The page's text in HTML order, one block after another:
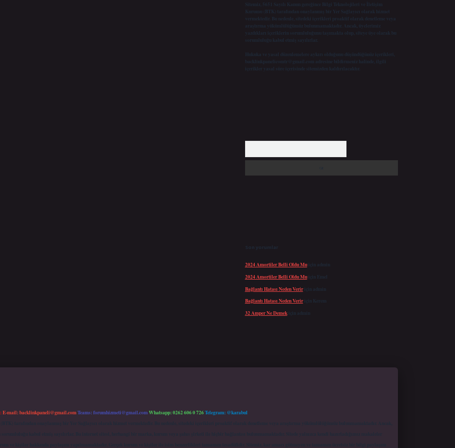
Sitemiz, 5651 Sayılı Kanun gereğince Bilgi Teknolojileri ve İletişim
Kurumu (BTK) tarafından onaylanmış bir Yer Sağlayıcı olarak hizmet
vermektedir. Bu nedenle, sitedeki içerikleri proaktif olarak denetleme veya
araştırma yükümlülüğümüz bulunmamaktadır. Ancak, üyelerimiz
yazdıkları içeriklerin sorumluluğunu taşımakta olup, siteye üye olarak bu
sorumluluğu kabul etmiş sayılırlar.
Hukuka ve yasal düzenlemelere aykırı olduğunu düşündüğünüz içerikleri,
backlinkpanelicomtr@gmail.com adresine bildirmeniz halinde, ilgili
içerikler yasal süre içerisinde sitemizden kaldırılacaktır.
Son yorumlar
2024 Amortiler Belli Oldu Muiçin admin
2024 Amortiler Belli Oldu Muiçin Emel
Bağlantı Hatası Neden Veririçin admin
Bağlantı Hatası Neden Veririçin Kerem
32 Amper Ne Demekiçin admin
E-mail:backlinkpaneli@gmail.comTeams:forumhizmeti@gmail.comWhatsapp: 0262 606 0 726Telegram: @karabul
tarafından onaylanmış bir Yer Sağlayıcı olarak hizmet vermektedir. Bu nedenle, sitedeki içerikleri proaktif olarak denetleme veya araştırma yükümlülüğümüz bulunmamaktadır. Ancak,